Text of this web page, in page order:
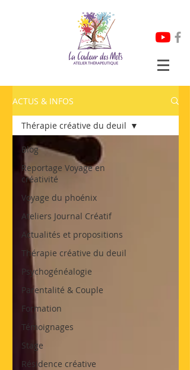
ACTUS & INFOS
Blog
Reportage Voyage en
créativité
Voyage du phoénix
Ateliers Journal Créatif
Actualités et propositions
Thérapie créative du deuil
Psychogénéalogie
Parentalité & Couple
Formation
Témoignages
Stage
Résidence créative
Thérapie créative du deuil